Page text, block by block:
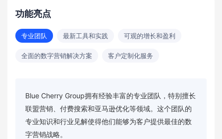
功能亮点
专业团队 最新工具和实践 可观的增长和盈利
全面的数字营销解决方案 客户定制化服务
Blue Cherry Group拥有经验丰富的专业团队，特别擅长
联盟营销、付费搜索和亚马逊优化等领域。这个团队的
专业知识和行业见解使得他们能够为客户提供最佳的数
字营销战略。